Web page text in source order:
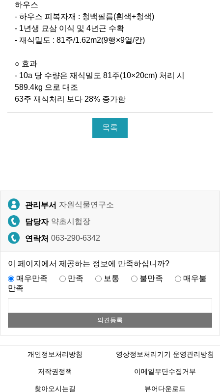
하우스
- 하우스 피복자재 : 청백필름(흰색+청색)
- 1년생 묘삼 이식 및 4년근 수확
- 재식밀도 : 81주/1.62m2(9행×9열/칸)
○ 효과
- 10a 당 수량은 재식밀도 81주(10×20cm) 처리 시
589.4kg 으로 대조
63주 재식처리 보다 28% 증가함
목록
관리부서 자원식물연구소
담당자 약초시험장
연락처 063-290-6342
이 페이지에서 제공하는 정보에 만족하십니까?
매우만족
만족 보통 불만족
매우불
만족
개인정보처리방침 영상정보처리기기 운영관리방침
저작권정책 이메일무단수집거부
찾아오시는길 뷰어다운로드